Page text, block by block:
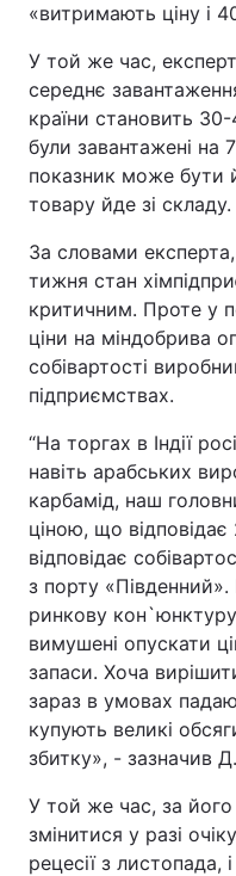
«витримають ціну і
У той же час,
середнє
країни становить
були завантажені
показник може бути
товару йде зі складу.
За словами
тижня стан
критичним. Проте у
ціни на міндобрива
собівартості
підприємствах.
“На торгах в Індії
навіть арабських
карбамід, наш
ціною, що
відповідає
з порту
ринкову
вимушені опускати
запаси. Хоча
зараз в умовах
купують великі
збитку», - зазначив
У той же час, за
змінитися у разі
рецесії з листопада,